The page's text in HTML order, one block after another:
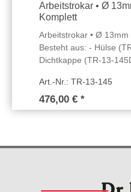
Arbeitstrokar • Ø 13mm • NL: 14cm •
Komplett
Arbeitstrokar • Ø 13mm • NL: 14cm • Komplett •
Besteht aus: - Hülse (TR-145) - Dorn (TR-13) -
Dichtkappe (TR-13-
Art.-Nr.: TR-13-145
476,00 € *